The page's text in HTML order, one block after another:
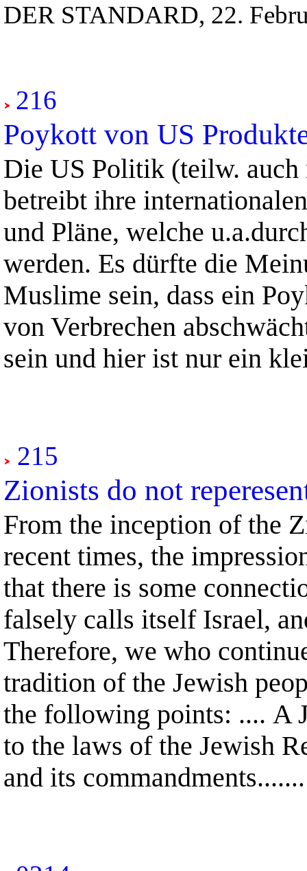
DER STANDARD, 22.
216
Poykott von US
Die US Politik (teilw. auch
betreibt ihre
und Pläne, welche
werden. Es dürfte die
Muslime sein, dass ein
von Verbrechen
sein und hier ist nur ein
215
Zionists do not
From the inception of the
recent times, the
that there is some
falsely calls itself Israel,
Therefore, we who
tradition of the Jewish
the following points: .... A
to the laws of the Jewish
and its commandments.......